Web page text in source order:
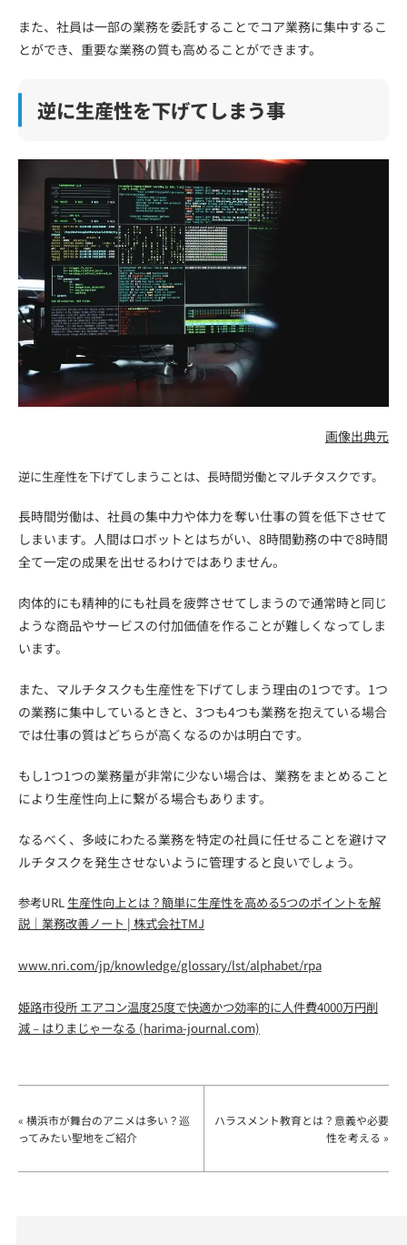
また、社員は一部の業務を委託することでコア業務に集中するこ
とができ、重要な業務の質も高めることができます。
逆に生産性を下げてしまう事
画像出典元
逆に生産性を下げてしまうことは、長時間労働とマルチタスクです。
長時間労働は、社員の集中力や体力を奪い仕事の質を低下させて
しまいます。人間はロボットとはちがい、8時間勤務の中で8時間
全て一定の成果を出せるわけではありません。
肉体的にも精神的にも社員を疲弊させてしまうので通常時と同じ
ような商品やサービスの付加価値を作ることが難しくなってしま
います。
また、マルチタスクも生産性を下げてしまう理由の1つです。1つ
の業務に集中しているときと、3つも4つも業務を抱えている場合
では仕事の質はどちらが高くなるのかは明白です。
もし1つ1つの業務量が非常に少ない場合は、業務をまとめること
により生産性向上に繋がる場合もあります。
なるべく、多岐にわたる業務を特定の社員に任せることを避けマ
ルチタスクを発生させないように管理すると良いでしょう。
参考URL 生産性向上とは？簡単に生産性を高める5つのポイントを解
説｜業務改善ノート | 株式会社TMJ
www.nri.com/jp/knowledge/glossary/lst/alphabet/rpa
姫路市役所 エアコン温度25度で快適かつ効率的に人件費4000万円削
減 – はりまじゃーなる (harima-journal.com)
ハラスメント教育とは？意義や必要
性を考える »
« 横浜市が舞台のアニメは多い？巡
ってみたい聖地をご紹介